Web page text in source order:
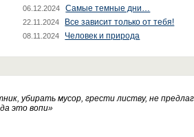
06.12.2024 Самые темные дни…
22.11.2024 Все зависит только от тебя!
08.11.2024 Человек и природа
убирать мусор, грести листву, не
это вопи»